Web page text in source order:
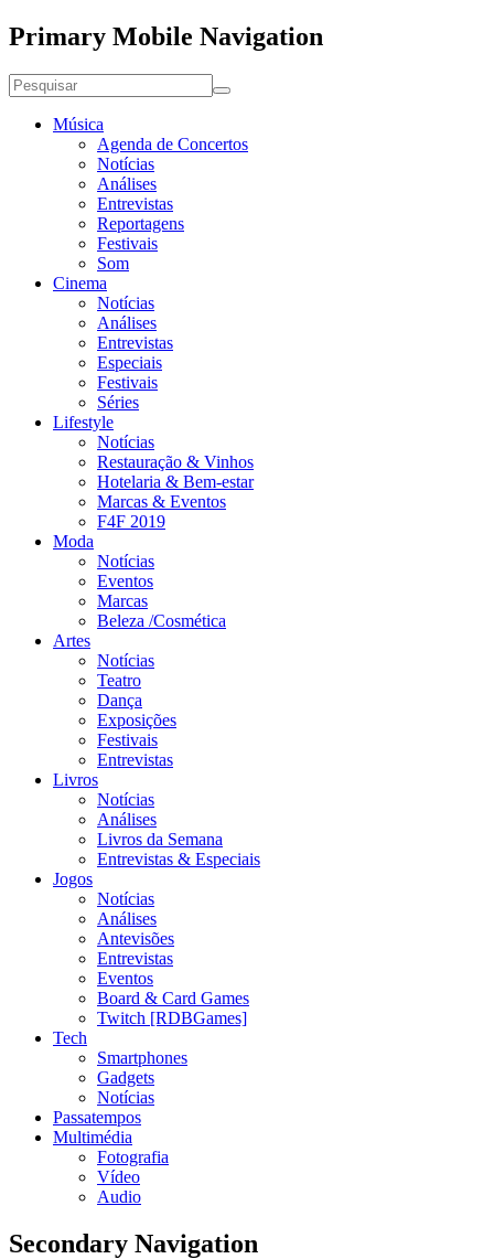
Primary Mobile Navigation
Música
Agenda de Concertos
Notícias
Análises
Entrevistas
Reportagens
Festivais
Som
Cinema
Notícias
Análises
Entrevistas
Especiais
Festivais
Séries
Lifestyle
Notícias
Restauração & Vinhos
Hotelaria & Bem-estar
Marcas & Eventos
F4F 2019
Moda
Notícias
Eventos
Marcas
Beleza /Cosmética
Artes
Notícias
Teatro
Dança
Exposições
Festivais
Entrevistas
Livros
Notícias
Análises
Livros da Semana
Entrevistas & Especiais
Jogos
Notícias
Análises
Antevisões
Entrevistas
Eventos
Board & Card Games
Twitch [RDBGames]
Tech
Smartphones
Gadgets
Notícias
Passatempos
Multimédia
Fotografia
Vídeo
Audio
Secondary Navigation